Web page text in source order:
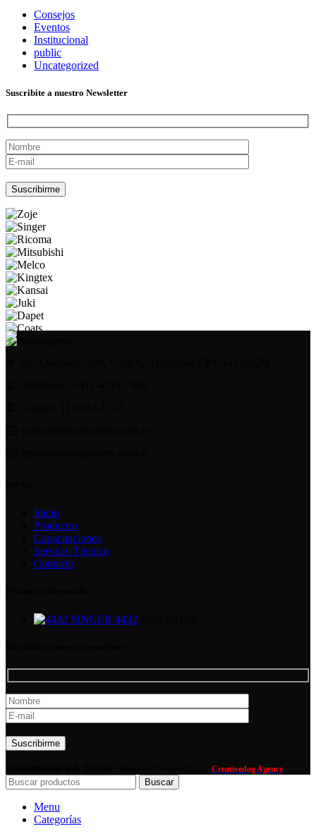
Consejos
Eventos
Institucional
public
Uncategorized
Suscribite a nuestro Newsletter
Inicio
Productos
Capacitaciones
Servicio Técnico
Contacto
SINGER 4432
Creativedog Agency
Buscar
Menu
Categorías